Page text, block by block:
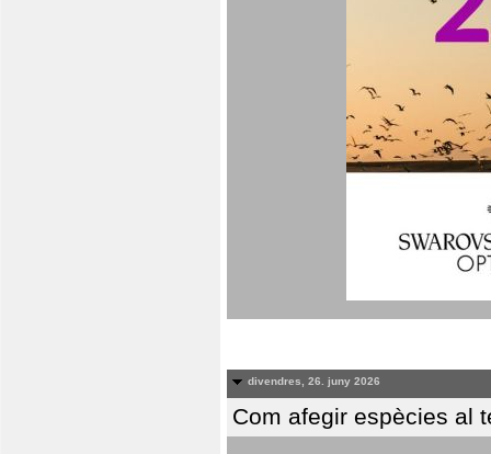
divendres, 26. juny 2026
Com afegir espècies al